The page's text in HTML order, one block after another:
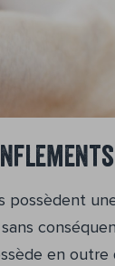
possèdent
en